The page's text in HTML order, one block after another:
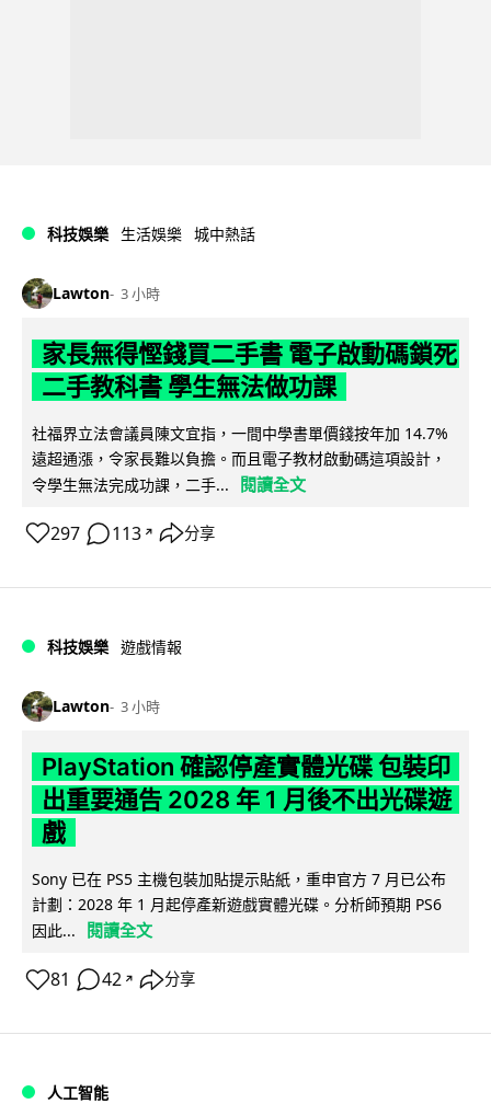
科技娛樂 生活娛樂 城中熱話
Lawton 3 小時
家長無得慳錢買二手書 電子啟動碼鎖死
二手教科書 學生無法做功課
社福界立法會議員陳文宜指，一間中學書單價錢按年加 14.7%
遠超通漲，令家長難以負擔。而且電子教材啟動碼這項設計，
令學生無法完成功課，二手...
閱讀全文
297 113 ↗ 分享
科技娛樂 遊戲情報
Lawton 3 小時
PlayStation 確認停產實體光碟 包裝印
出重要通告 2028 年 1 月後不出光碟遊
戲
Sony 已在 PS5 主機包裝加貼提示貼紙，重申官方 7 月已公布
計劃：2028 年 1 月起停產新遊戲實體光碟。分析師預期 PS6
因此...
閱讀全文
81 42 ↗ 分享
人工智能